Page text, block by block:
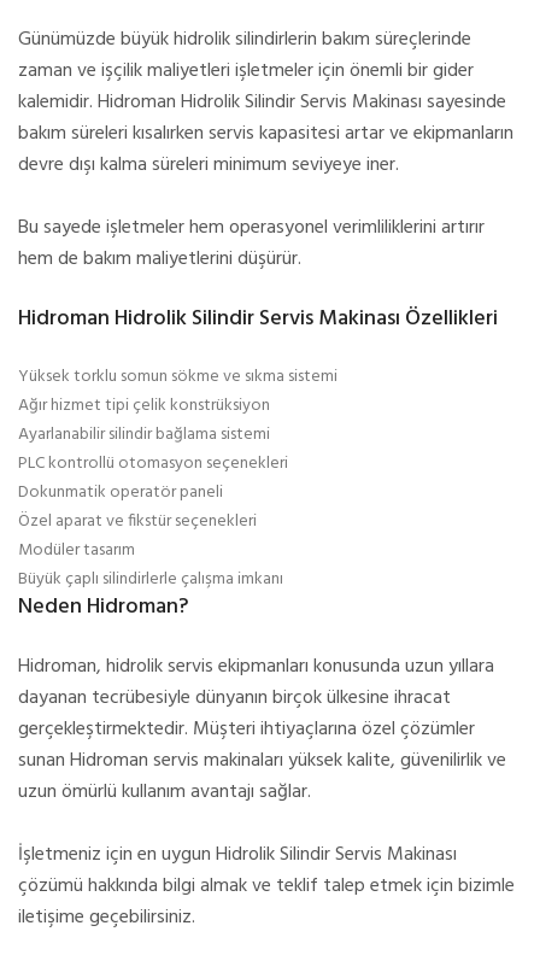
Günümüzde büyük hidrolik silindirlerin bakım süreçlerinde
zaman ve işçilik maliyetleri işletmeler için önemli bir gider
kalemidir. Hidroman Hidrolik Silindir Servis Makinası sayesinde
bakım süreleri kısalırken servis kapasitesi artar ve ekipmanların
devre dışı kalma süreleri minimum seviyeye iner.
Bu sayede işletmeler hem operasyonel verimliliklerini artırır
hem de bakım maliyetlerini düşürür.
Hidroman Hidrolik Silindir Servis Makinası Özellikleri
Yüksek torklu somun sökme ve sıkma sistemi
Ağır hizmet tipi çelik konstrüksiyon
Ayarlanabilir silindir bağlama sistemi
PLC kontrollü otomasyon seçenekleri
Dokunmatik operatör paneli
Özel aparat ve fikstür seçenekleri
Modüler tasarım
Büyük çaplı silindirlerle çalışma imkanı
Neden Hidroman?
Hidroman, hidrolik servis ekipmanları konusunda uzun yıllara
dayanan tecrübesiyle dünyanın birçok ülkesine ihracat
gerçekleştirmektedir. Müşteri ihtiyaçlarına özel çözümler
sunan Hidroman servis makinaları yüksek kalite, güvenilirlik ve
uzun ömürlü kullanım avantajı sağlar.
İşletmeniz için en uygun Hidrolik Silindir Servis Makinası
çözümü hakkında bilgi almak ve teklif talep etmek için bizimle
iletişime geçebilirsiniz.